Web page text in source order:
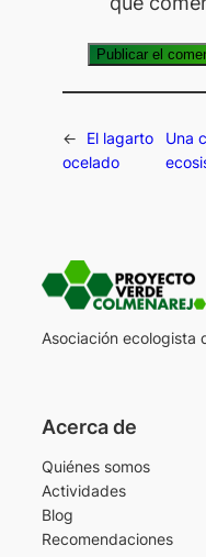
←
El lagarto
ocelado
Una
Asociación ecologista
Acerca de
Quiénes somos
Actividades
Blog
Recomendaciones